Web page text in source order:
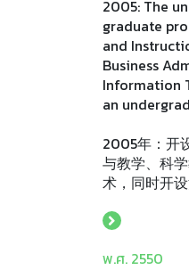
2005: The
graduate
and
Business
Information
an
2005年：开
与教学、科
术，同时开
พ.ศ. 2550